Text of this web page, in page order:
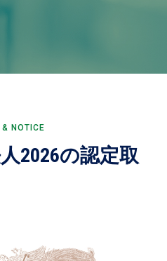
& NOTICE
2026の認定取